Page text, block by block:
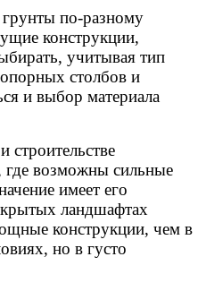
по-разному
конструкции,
учитывая тип
столбов и
и выбор материала
строительстве
где возможны сильные
имеет его
ландшафтах
конструкции, чем в
но в густо